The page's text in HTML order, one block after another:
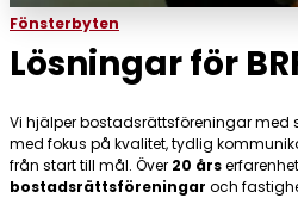
Fönsterbyten
Lösningar för
Vi hjälper bostadsrättsföreningar med
med fokus på kvalitet, tydlig
från start till mål. Över 20 års
bostadsrättsföreningar och